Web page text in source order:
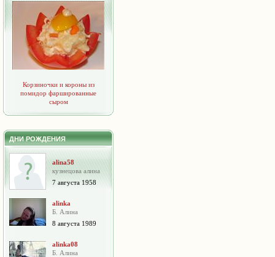
Корзиночки и короны из
помидор фаршированные
сыром
ДНИ РОЖДЕНИЯ
alina58
кузнецова алина
7 августа 1958
alinka
Б. Алина
8 августа 1989
alinka08
Б. Алина